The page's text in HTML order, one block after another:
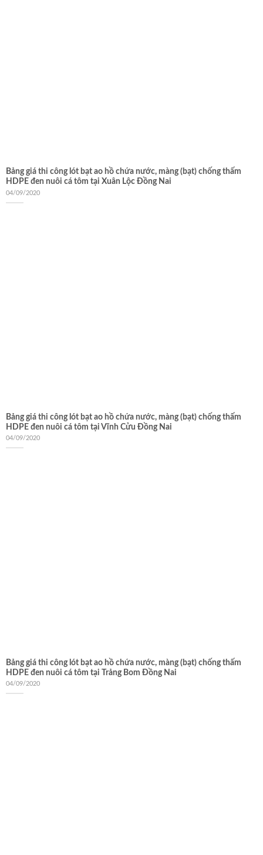
Bảng giá thi công lót bạt ao hồ chứa nước, màng (bạt) chống thấm
HDPE đen nuôi cá tôm tại Xuân Lộc Đồng Nai
04/09/2020
Bảng giá thi công lót bạt ao hồ chứa nước, màng (bạt) chống thấm
HDPE đen nuôi cá tôm tại Vĩnh Cửu Đồng Nai
04/09/2020
Bảng giá thi công lót bạt ao hồ chứa nước, màng (bạt) chống thấm
HDPE đen nuôi cá tôm tại Trảng Bom Đồng Nai
04/09/2020